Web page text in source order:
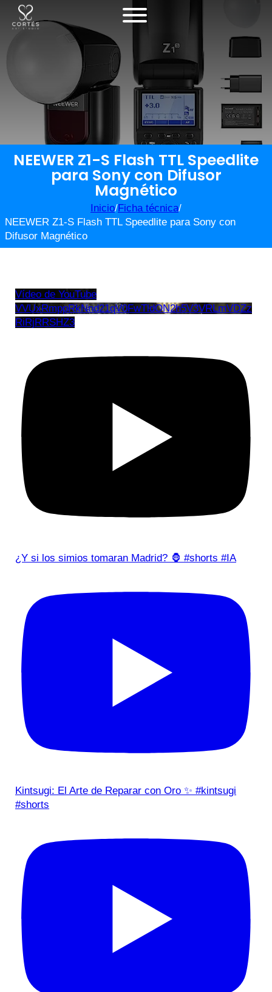
NEEWER Z1-S Flash TTL Speedlite
para Sony con Difusor
Magnético
Inicio/Ficha técnica/
NEEWER Z1-S Flash TTL Speedlite para Sony con
Difusor Magnético
Vídeo de YouTube
VVUxRmppRkNnd21qV0FwTldON2h5V3VRLmVDZz
RiRjRRSHZ3
¿Y si los simios tomaran Madrid? 🦍 #shorts #IA
Kintsugi: El Arte de Reparar con Oro ✨ #kintsugi
#shorts